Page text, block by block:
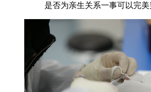
是否为亲生关系一事可以完美